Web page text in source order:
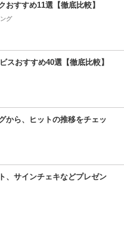
おすすめ11選【徹底比較】
グ
スおすすめ40選【徹底比較】
から、ヒットの推移をチェッ
、サインチェキなどプレゼン